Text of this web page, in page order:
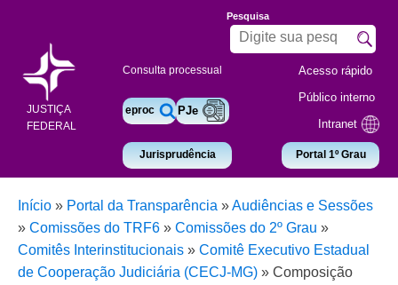
JUSTIÇA
FEDERAL
Consulta processual
eproc PJe
Jurisprudência
Pesquisa
Acesso rápido
Público interno
Intranet
Portal 1º Grau
Início » Portal da Transparência »Audiências e Sessões
» Comissões do TRF6 » Comissões do 2º Grau »
Comitês Interinstitucionais » Comitê Executivo Estadual
de Cooperação Judiciária (CECJ-MG) » Composição